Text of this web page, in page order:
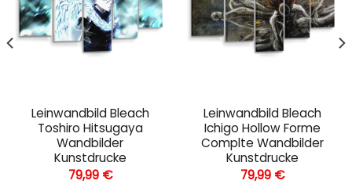
Leinwandbild Bleach
Toshiro Hitsugaya
Wandbilder
Kunstdrucke
79,99 €
Leinwandbild Bleach
Ichigo Hollow Forme
Complte Wandbilder
Kunstdrucke
79,99 €